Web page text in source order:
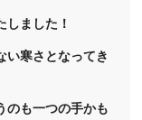
しました！
い寒さとなってき
のも一つの手かも